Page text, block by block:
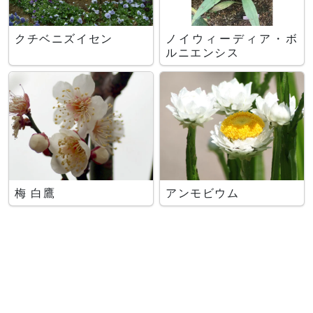
クチベニズイセン
ノイウィーディア・ボ
ルニエンシス
梅 白鷹 アンモビウム